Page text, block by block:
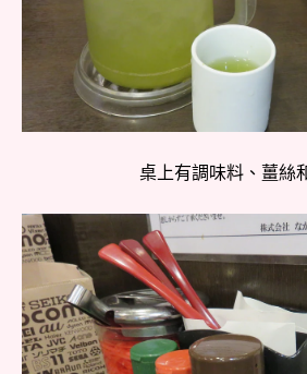
桌上有調味料、薑絲